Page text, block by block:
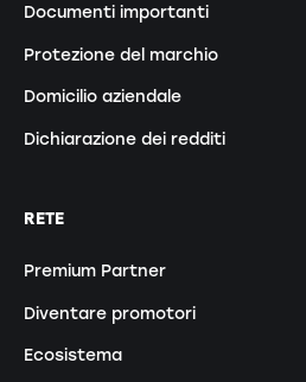
Documenti importanti
Protezione del marchio
Domicilio aziendale
Dichiarazione dei redditi
RETE
Premium Partner
Diventare promotori
Ecosistema